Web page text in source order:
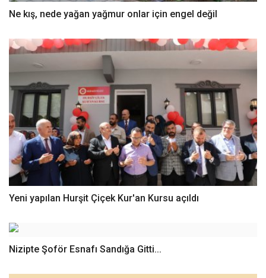
Ne kış, nede yağan yağmur onlar için engel değil
Yeni yapılan Hurşit Çiçek Kur'an Kursu açıldı
Nizipte Şoför Esnafı Sandığa Gitti...